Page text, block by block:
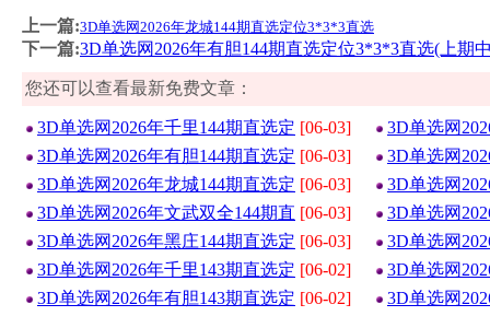
上一篇:3D单选网2026年龙城144期直选定位3*3*3直选
下一篇:3D单选网2026年有胆144期直选定位3*3*3直选(上期
您还可以查看最新免费文章：
3D单选网2026年千里144期直选定 [06-03]
3D单选网
3D单选网2026年有胆144期直选定 [06-03]
3D单选网
3D单选网2026年龙城144期直选定 [06-03]
3D单选网
3D单选网2026年文武双全144期直 [06-03]
3D单选网
3D单选网2026年黑庄144期直选定 [06-03]
3D单选网
3D单选网2026年千里143期直选定 [06-02]
3D单选网
3D单选网2026年有胆143期直选定 [06-02]
3D单选网